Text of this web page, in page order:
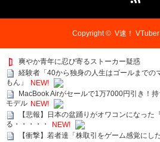
Copyright © V速！
爽やか青年に忍び寄るストーカー疑惑
経験者「40から独身の人生はゴールまでの
もん」
NEW!
MacBook Airがセールで1万7000円引き！
モデル NEW!
【悲報】日本の盆踊りがオワコンになった
る・・・・・
NEW!
【衝撃】若者達「株取引をゲーム感覚に